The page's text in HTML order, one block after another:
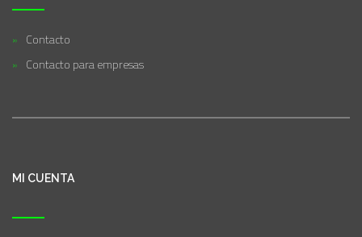
Contacto
Contacto para empresas
MI CUENTA